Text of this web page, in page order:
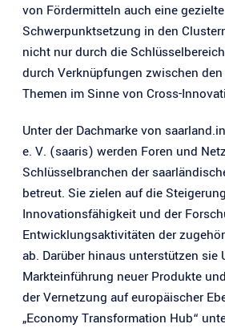
von Fördermitteln auch eine gezielte
Schwerpunktsetzung in den
nicht nur durch die
durch Verknüpfungen zwischen
Themen im Sinne von Cross-
Unter der Dachmarke von
e. V. (saaris) werden Foren und
Schlüsselbranchen der
betreut. Sie zielen auf die
Innovationsfähigkeit und der
Entwicklungsaktivitäten der
ab. Darüber hinaus unterstützen sie
Markteinführung neuer Produkte
der Vernetzung auf europäischer
„Economy Transformation Hub“